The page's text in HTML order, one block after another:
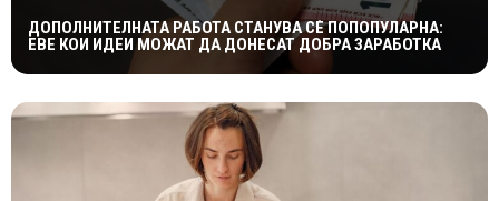
ДОПОЛНИТЕЛНАТА РАБОТА СТАНУВА СÈ ПОПОПУЛАРНА:
ЕВЕ КОИ ИДЕИ МОЖАТ ДА ДОНЕСАТ ДОБРА ЗАРАБОТКА